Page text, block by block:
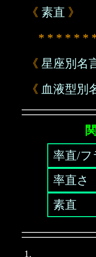
《 素直 》
* * * * * *
《 星座別名
《 血液型別
率直/フ
率直さ
素直
1.